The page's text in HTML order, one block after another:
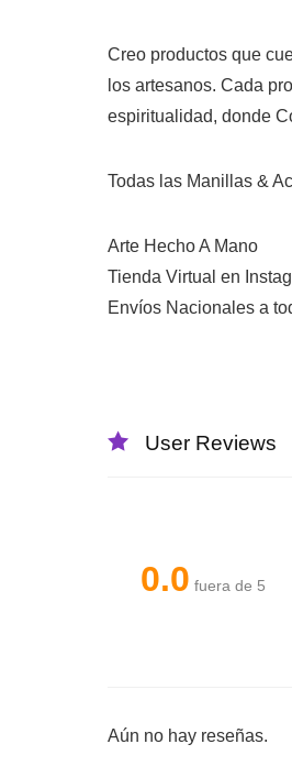
Creo productos que
los artesanos. Cada
espiritualidad, donde
Todas las Manillas &
Arte Hecho A Mano
Tienda Virtual en
Envíos Nacionales a
User Reviews
0.0 fuera de 5
Aún no hay reseñas.